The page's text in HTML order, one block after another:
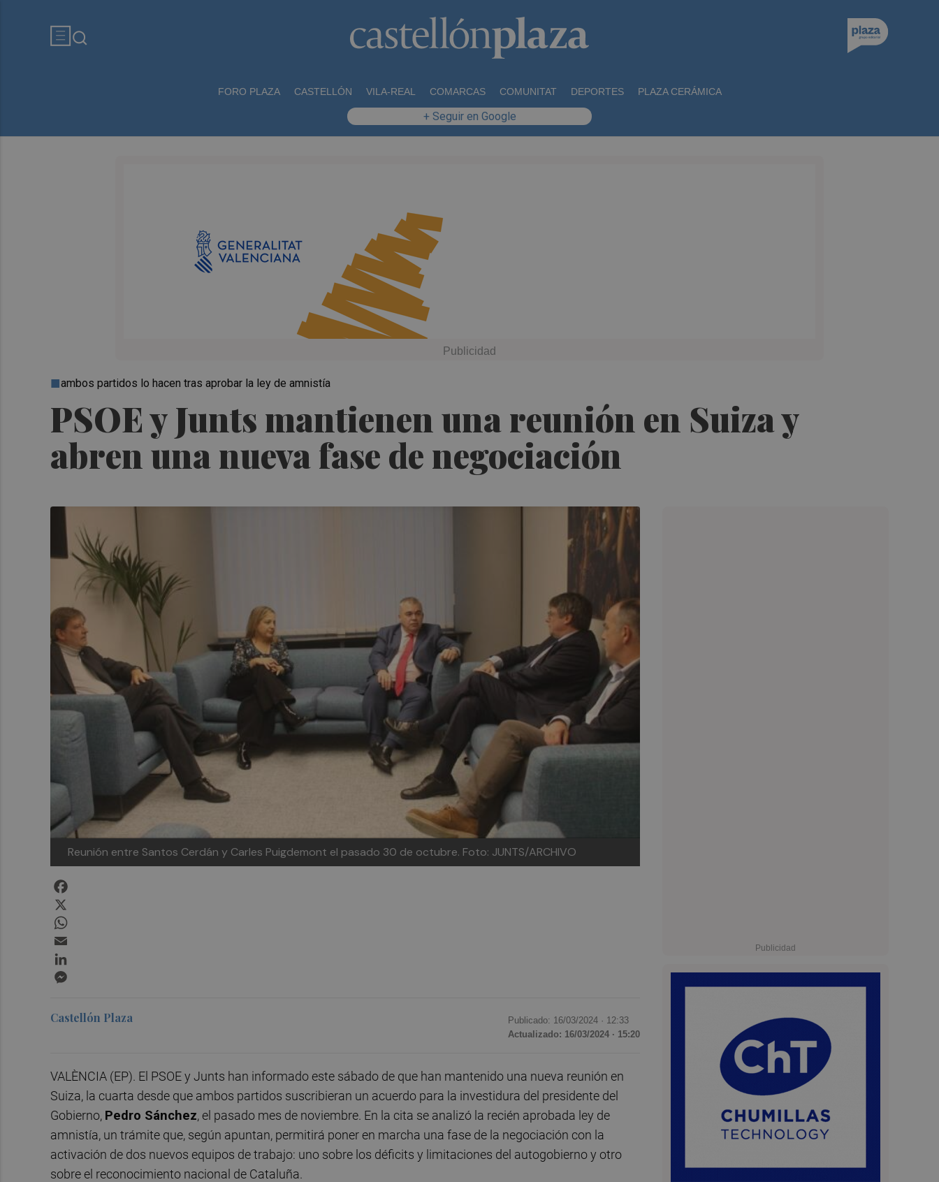
FORO PLAZA CASTELLÓN VILA-REAL COMARCAS COMUNITAT DEPORTES PLAZA CERÁMICA
+ Seguir en Google
PSOE y Junts mantienen una reunión en Suiza y
abren una nueva fase de negociación
ambos partidos lo hacen tras aprobar la ley de amnistía
Reunión entre Santos Cerdán y Carles Puigdemont el pasado 30 de octubre. Foto: JUNTS/ARCHIVO
Castellón Plaza Publicado: 16/03/2024 · 12:33
Actualizado: 16/03/2024 · 15:20
VALÈNCIA (EP). El PSOE y Junts han informado este sábado de que han mantenido una nueva reunión en
Suiza, la cuarta desde que ambos partidos suscribieran un acuerdo para la investidura del presidente del
Gobierno, Pedro Sánchez, el pasado mes de noviembre. En la cita se analizó la recién aprobada ley de
amnistía, un trámite que, según apuntan, permitirá poner en marcha una fase de la negociación con la
activación de dos nuevos equipos de trabajo: uno sobre los déficits y limitaciones del autogobierno y otro
sobre el reconocimiento nacional de Cataluña.